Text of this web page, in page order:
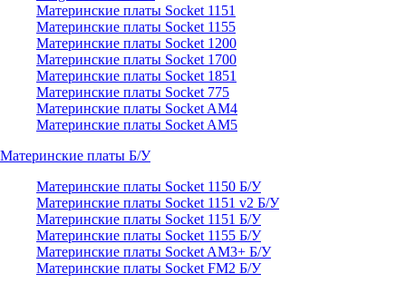
Материнские платы Socket 1151
Материнские платы Socket 1155
Материнские платы Socket 1200
Материнские платы Socket 1700
Материнские платы Socket 1851
Материнские платы Socket 775
Материнские платы Socket AM4
Материнские платы Socket AM5
Материнские платы Б/У
Материнские платы Socket 1150 Б/У
Материнские платы Socket 1151 v2 Б/У
Материнские платы Socket 1151 Б/У
Материнские платы Socket 1155 Б/У
Материнские платы Socket AM3+ Б/У
Материнские платы Socket FM2 Б/У